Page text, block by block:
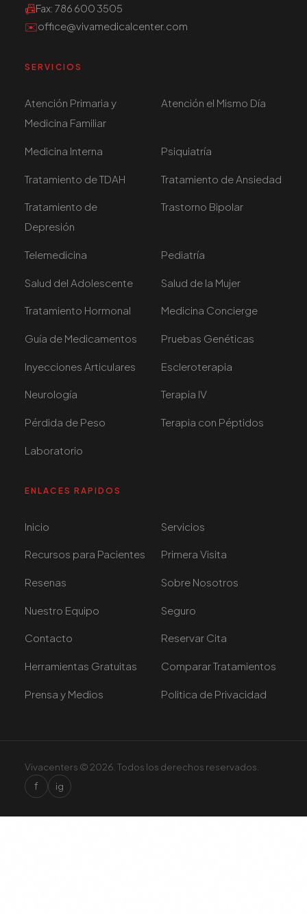
📠Fax: 786 600 3505
✉️office@vivamedicalcenter.com
SERVICIOS
Atención Primaria y
Medicina Familiar
Atención el Mismo Día
Medicina Interna Psiquiatría
Tratamiento de TDAH Tratamiento de Ansiedad
Tratamiento de
Depresión
Trastorno Bipolar
Telemedicina Pediatría
Salud del Adolescente Salud de la Mujer
Tratamiento Hormonal Medicina Concierge
Guía de Medicamentos Pruebas Genéticas
Inyecciones Articulares Escleroterapia
Neurología Terapia IV
Pérdida de Peso Terapia con Péptidos
Laboratorio
ENLACES RAPIDOS
Inicio Servicios
Recursos para Pacientes Primera Visita
Resenas Sobre Nosotros
Nuestro Equipo Seguro
Contacto Reservar Cita
Herramientas Gratuitas Comparar Tratamientos
Prensa y Medios Politica de Privacidad
Vivacenters © 2026. Todos los derechos reservados.
f ig